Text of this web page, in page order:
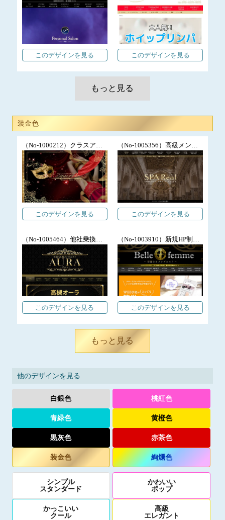
このデザインを見る このデザインを見る
もっと見る
装金色
（No-1000212）クラスアイコン/ランキング/高級メンズエステ店
このデザインを見る
（No-1005356）高級メンズエステ公式WEBサイト制作/長期契約/予約システム連動/SNSバナー設置/スタイリッシュ
このデザインを見る
（No-1005464）他社乗換リニューアル公式WEBサイト作成/会員登録/ラグジュアリー/大きなスライダー画像/写メ日記・SNSバナー設置
このデザインを見る このデザインを見る
もっと見る
他のデザインを見る
白銀色 桃紅色
青緑色 黄橙色
黒灰色 赤茶色
装金色 絢爛色
シンプル
スタンダード
かわいい
ポップ
かっこいい
クール
高級
エレガント